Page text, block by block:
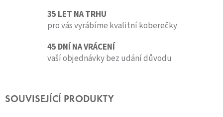
35 LET NA TRHU
pro vás vyrábíme kvalitní koberečky
45 DNÍ NA VRÁCENÍ
vaší objednávky bez udání důvodu
SOUVISEJÍCÍ PRODUKTY